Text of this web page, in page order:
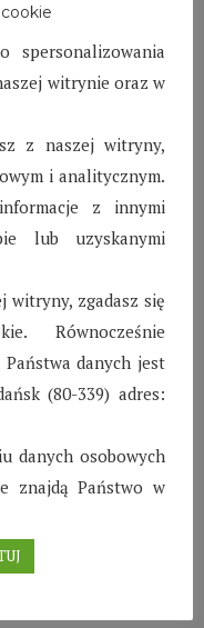
w
2017
zostali
Dzieci i młodzież
poznają
już, zajęcia
cieszyły się
są
usprawnienia
spersonalizowania
witrynie oraz w
z naszej witryny,
i analitycznym.
z innymi
lub uzyskanymi
witryny, zgadasz się
Równocześnie
danych jest
(80-339) adres:
danych osobowych
znajdą Państwo w